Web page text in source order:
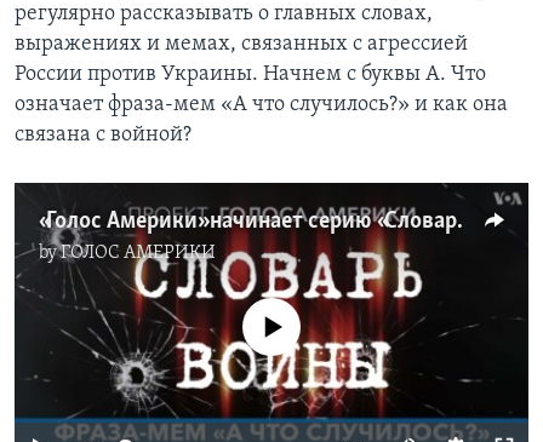
регулярно рассказывать о главных словах,
выражениях и мемах, связанных с агрессией
России против Украины. Начнем с буквы А. Что
означает фраза-мем «А что случилось?» и как она
связана с войной?
«Голос Америки» начинает серию «Словарь войны»
byГОЛОС АМЕРИКИ
No media source currently available